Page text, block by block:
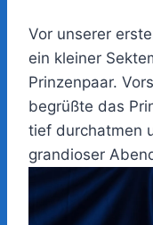
Vor unserer
ein kleiner
Prinzenpaar.
begrüßte das
tief durchatmen
grandioser